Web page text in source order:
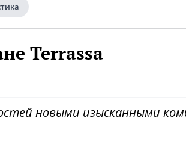
Terrassa
новыми изысканными